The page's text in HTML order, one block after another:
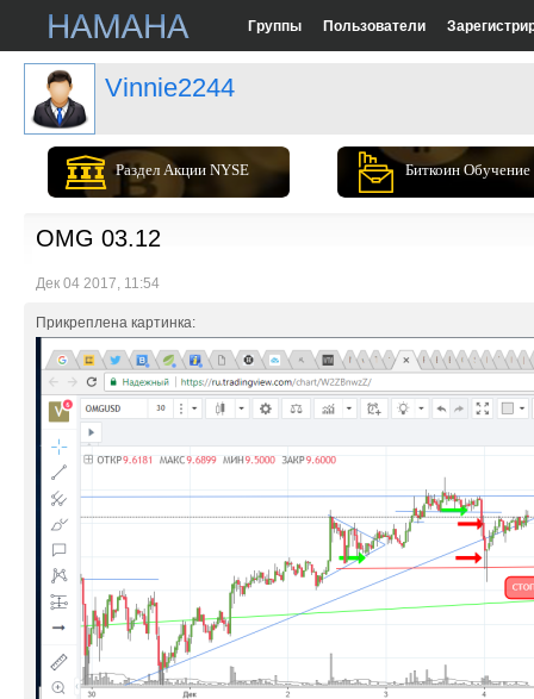
Группы Пользователи
Vinnie2244
Раздел Акции NYSE Биткоин Обучение
OMG 03.12
Дек 04 2017, 11:54
Прикреплена картинка: